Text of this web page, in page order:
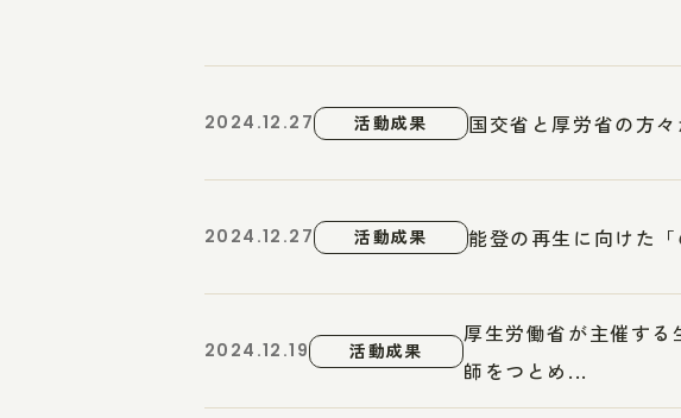
2024.12.27 活動成果 国交省と厚労省の方
2024.12.27 活動成果 能登の再生に向けた
2024.12.19 活動成果
厚生労働省が主催す
師をつとめ...